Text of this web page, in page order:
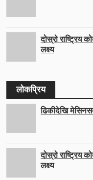
दोस्रो राष्ट्रिय
लक्ष्य
लोकप्रिय
ढिकीदेखि
दोस्रो राष्ट्रिय
लक्ष्य